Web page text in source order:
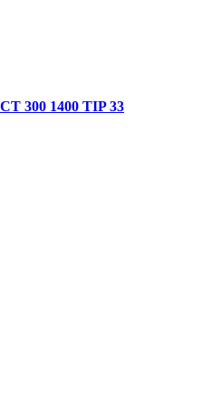
300 1400 TIP 33